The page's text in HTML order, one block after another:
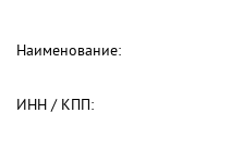
Наименование:
ИНН / КПП: